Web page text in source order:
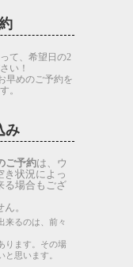
て、希望日の2
い！
早めのご予約を
。
み
ご予約は、ウ
き状況によっ
る場合もござ
。
来るのは、前々
ります。その場
思います。